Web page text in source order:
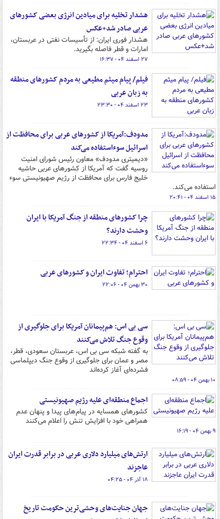
هشدار تخلیه برای میادین انرژی بعضی کشورهای
عربی صادر شد+عکس
هشدار فوری ایران: از تأسیسات نفتی در عربستان،
امارات و قطر فاصله بگیرید.
۲۷ اسفند ۰۴ - ۱۶:۳۷
فیلم/ پیام میثم مطیعی به مردم کشورهای منطقه
به زبان عربی
۲۳ اسفند ۰۴ - ۲۳:۳۰
مدودف:آمریکا از کشورهای عربی برای محافظت از
اسرائیل سوء‌استفاده می‌کند
«دیمیتری مدودف» معاون رئیس شورای امنیت
روسیه گفت که آمریکا از کشورهای عربی حاشیه
خلیج فارس برای محافظت از رژیم صهیونیستی سوء
استفاده می‌کند.
۱۵ اسفند ۰۴ - ۲۰:۴۱
​ چرا کشورهای منطقه از جنگ آمریکا با ایران
وحشت دارند؟ ​
۶ اسفند ۰۴ - ۲۲:۳۴
احترام؛ تفاوت ایران و کشورهای عربی
۳۰ بهمن ۰۴ - ۲۲:۰۶
سی بی اس: هم‌پیمانان آمریکا برای جلوگیری از
وقوع جنگ تلاش می‌کنند
به گفته شبکه سی بی اس، عربستان سعودی، قطر،
مصر و عمان برای جلوگیری از وقوع جنگ دیپلماسی
فشرده‌ای آغاز کرده‌اند
۱۰ بهمن ۰۴ - ۰۸:۵۹
اجماع منطقه‌ای علیه رژیم صهیونیستی
کشورهای همسایه در پیام‌های پیدا و پنهان عدم
همراهی خود با افزایش تنش را اعلام می‌کنند
۹ بهمن ۰۴ - ۱۶:۱۹
ارتش‌های میلیارد دلاری عربی در برابر قدرت ایران
عاجزند
۱۸ آذر ۰۴ - ۰۴:۲۵
جهان جنایت‌های وحشی‌ترین حکومت تاریخ